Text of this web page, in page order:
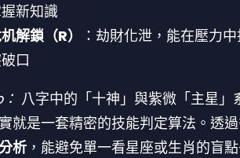
新知識
解鎖（R）
：劫財化泄，能在壓力
口
八字中的「十神」與紫微「主星」
就是一套精密的技能判定算法。透過
析 ，能避免單一看星座或生肖的盲